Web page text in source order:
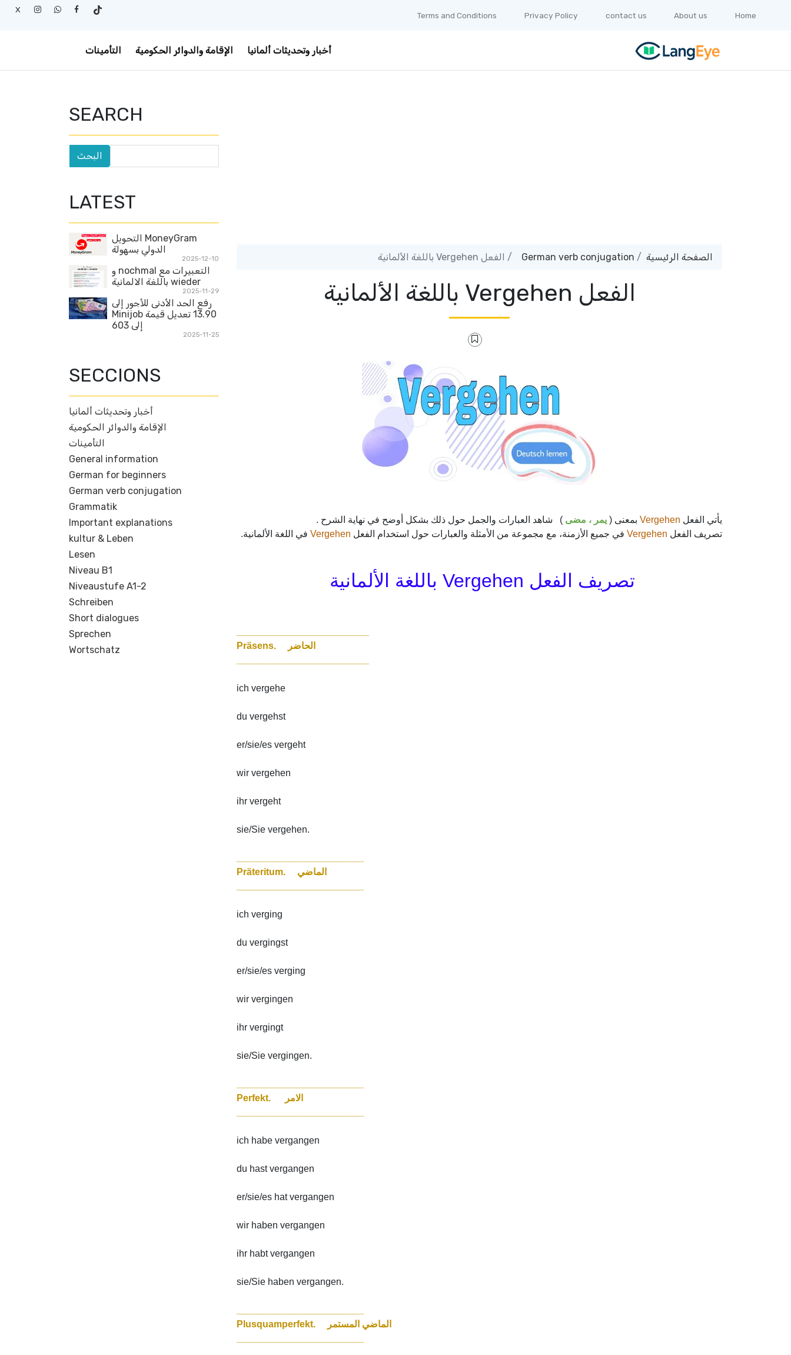
Home
About us
contact us
Privacy Policy
Terms and Conditions
X
أخبار وتحديثات ألمانيا الإقامة والدوائر الحكومية التأمينات
الصفحة الرئيسية German verb conjugation الفعل Vergehen باللغة الألمانية
الفعل Vergehen باللغة الألمانية
يأتي الفعل Vergehen بمعنى ( يمر ، مضى ) شاهد العبارات والجمل حول ذلك بشكل أوضح في نهاية الشرح .
تصريف الفعل Vergehen في جميع الأزمنة، مع مجموعة من الأمثلة والعبارات حول استخدام الفعل Vergehen في اللغة الألمانية.
تصريف الفعل Vergehen باللغة الألمانية
ich vergehe
du vergehst
er/sie/es vergeht
wir vergehen
ihr vergeht
sie/Sie vergehen.
ich verging
du vergingst
er/sie/es verging
wir vergingen
ihr vergingt
sie/Sie vergingen.
ich habe vergangen
du hast vergangen
er/sie/es hat vergangen
wir haben vergangen
ihr habt vergangen
sie/Sie haben vergangen.
SEARCH
LATEST
MoneyGram التحويل
الدولي بسهولة
2025-12-10
التعبيرات مع nochmal و
wieder باللغة الالمانية
2025-11-29
رفع الحد الأدنى للأجور إلى
13.90 تعديل قيمة Minijob
إلى 603
2025-11-25
SECCIONS
أخبار وتحديثات ألمانيا
الإقامة والدوائر الحكومية
التأمينات
General information
German for beginners
German verb conjugation
Grammatik
Important explanations
kultur & Leben
Lesen
Niveau B1
Niveaustufe A1-2
Schreiben
Short dialogues
Sprechen
Wortschatz